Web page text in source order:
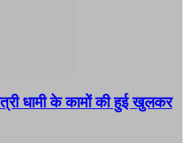
धामी के कामों की हुई खुलकर